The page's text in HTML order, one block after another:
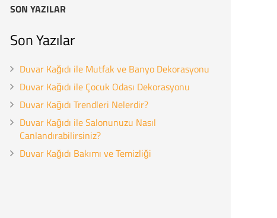
SON YAZILAR
Son Yazılar
Duvar Kağıdı ile Mutfak ve Banyo Dekorasyonu
Duvar Kağıdı ile Çocuk Odası Dekorasyonu
Duvar Kağıdı Trendleri Nelerdir?
Duvar Kağıdı ile Salonunuzu Nasıl
Canlandırabilirsiniz?
Duvar Kağıdı Bakımı ve Temizliği